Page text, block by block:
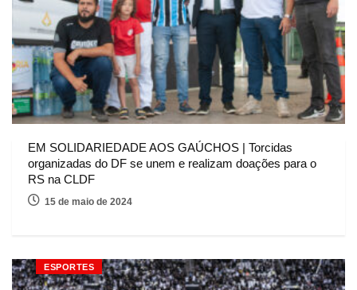
EM SOLIDARIEDADE AOS GAÚCHOS | Torcidas
organizadas do DF se unem e realizam doações para o
RS na CLDF
15 de maio de 2024
ESPORTES